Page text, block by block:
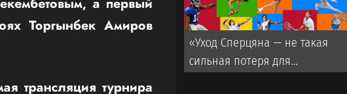
Торгынбек Амиров
трансляция турнира
«Уход Сперцяна — не такая
сильная потеря для